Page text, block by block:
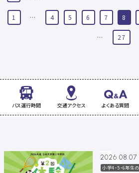
1 … 4 5 6 7 8
… 27
バス運行時間 交通アクセス よくある質問
2026.08.07
小学4・5・6年生